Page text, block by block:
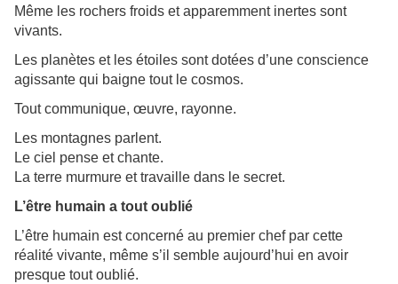
Même les rochers froids et apparemment inertes sont
vivants.
Les planètes et les étoiles sont dotées d’une conscience
agissante qui baigne tout le cosmos.
Tout communique, œuvre, rayonne.
Les montagnes parlent.
Le ciel pense et chante.
La terre murmure et travaille dans le secret.
L’être humain a tout oublié
L’être humain est concerné au premier chef par cette
réalité vivante, même s’il semble aujourd’hui en avoir
presque tout oublié.